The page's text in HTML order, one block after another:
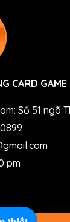
CARD GAME
Số 51 ngõ
pm